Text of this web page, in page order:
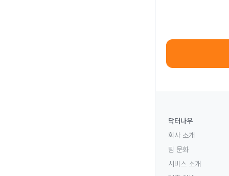
닥터나우
회사 소개
팀 문화
서비스 소개